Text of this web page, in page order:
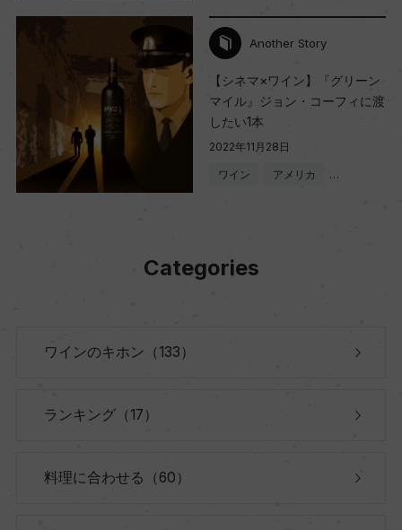
Another Story
【シネマ×ワイン】『グリーン
マイル』ジョン・コーフィに渡
したい1本
2022年11月28日
ワイン アメリカ …
Categories
ワインのキホン（133）
ランキング（17）
料理に合わせる（60）